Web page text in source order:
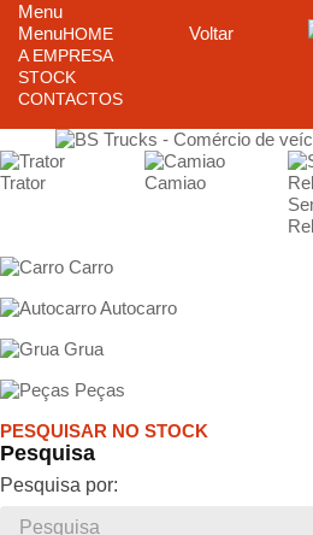
Menu
Menu
Voltar
HOME
A EMPRESA
STOCK
CONTACTOS
Trator
Camiao
Carro
Autocarro
Grua
Peças
PESQUISAR NO STOCK
Pesquisa
Pesquisa por: